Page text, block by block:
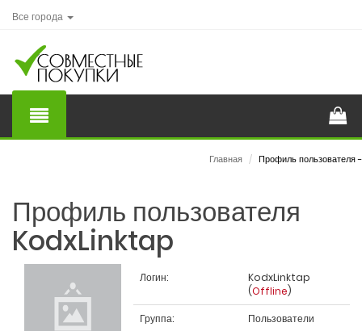
Все города
Главная / Профиль пользователя -
Профиль пользователя
KodxLinktap
Логин:
KodxLinktap
(Offline)
Группа:
Пользователи